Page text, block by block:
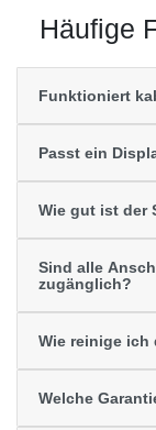
Häufige
Funktioniert
Passt ein
Wie gut ist der
Sind alle
zugänglich?
Wie reinige ich
Welche